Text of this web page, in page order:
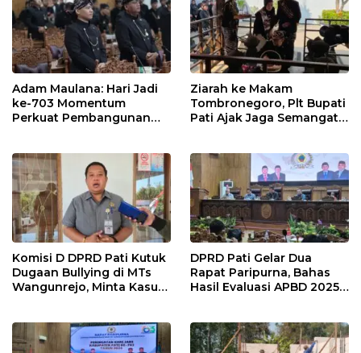
Adam Maulana: Hari Jadi
ke-703 Momentum
Perkuat Pembangunan
Ziarah ke Makam
Tombronegoro, Plt Bupati
Pati Ajak Jaga Semangat
Berkualitas
Komisi D DPRD Pati Kutuk
Dugaan Bullying di MTs
Wangunrejo, Minta Kasus
DPRD Pati Gelar Dua
Rapat Paripurna, Bahas
Hasil Evaluasi APBD 2025